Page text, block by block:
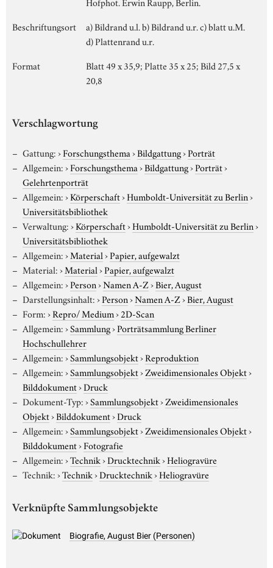
Beschriftungsort
a) Bildrand u.l. b) Bildrand u.r. c) blatt u.M.
d) Plattenrand u.r.
Format
Blatt 49 x 35,9; Platte 35 x 25; Bild 27,5 x
20,8
Verschlagwortung
Gattung:›Forschungsthema›Bildgattung›Porträt
Allgemein:›Forschungsthema›Bildgattung›Porträt›
Gelehrtenporträt
Allgemein:›Körperschaft›Humboldt-Universität zu Berlin›
Universitätsbibliothek
Verwaltung:›Körperschaft›Humboldt-Universität zu Berlin›
Universitätsbibliothek
Allgemein:›Material›Papier, aufgewalzt
Material:›Material›Papier, aufgewalzt
Allgemein:›Person›Namen A-Z›Bier, August
Darstellungsinhalt:›Person›Namen A-Z›Bier, August
Form:›Repro/ Medium›2D-Scan
Allgemein:›Sammlung›Porträtsammlung Berliner
Hochschullehrer
Allgemein:›Sammlungsobjekt›Reproduktion
Allgemein:›Sammlungsobjekt›Zweidimensionales Objekt›
Bilddokument›Druck
Dokument-Typ:›Sammlungsobjekt›Zweidimensionales
Objekt›Bilddokument›Druck
Allgemein:›Sammlungsobjekt›Zweidimensionales Objekt›
Bilddokument›Fotografie
Allgemein:›Technik›Drucktechnik›Heliogravüre
Technik:›Technik›Drucktechnik›Heliogravüre
Verknüpfte Sammlungsobjekte
Biografie, August Bier (Personen)